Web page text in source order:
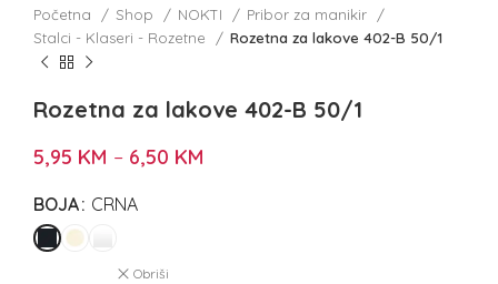
Početna Shop NOKTI
Pribor za manikir
Stalci - Klaseri - Rozetne
Rozetna za lakove 402-B 50/1
Rozetna za lakove 402-B 50/1
5,95 KM – 6,50 KM
BOJA CRNA
Obriši